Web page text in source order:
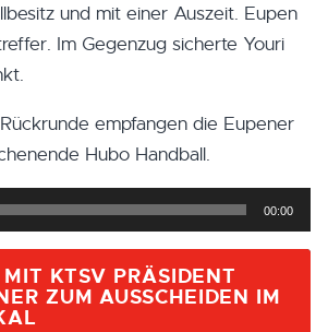
und mit einer Auszeit. Eupen
Im Gegenzug sicherte Youri
empfangen die Eupener
Hubo Handball.
00:00
KTSV PRÄSIDENT
ZUM AUSSCHEIDEN IM